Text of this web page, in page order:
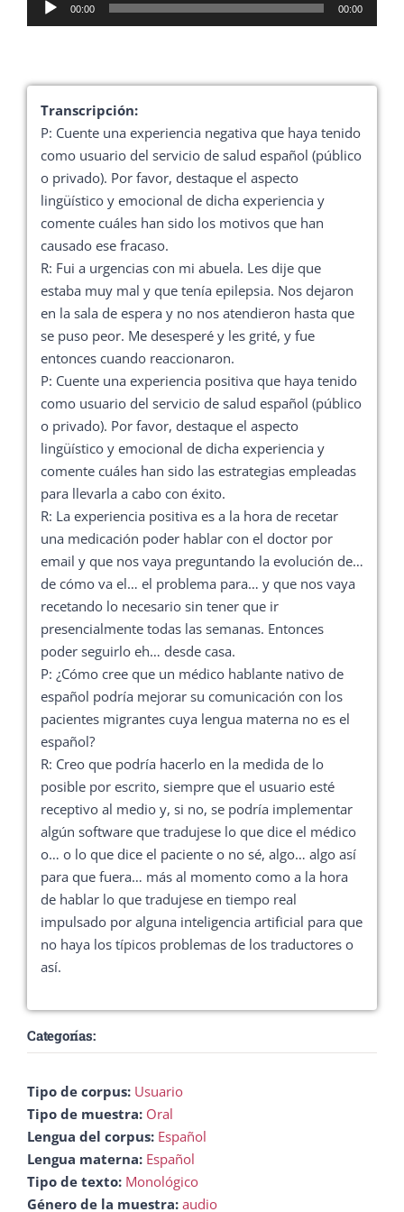
de
00:00 00:00
Transcripción:
P: Cuente una experiencia negativa que haya tenido
como usuario del servicio de salud español (público
o privado). Por favor, destaque el aspecto
lingüístico y emocional de dicha experiencia y
comente cuáles han sido los motivos que han
causado ese fracaso.
R: Fui a urgencias con mi abuela. Les dije que
estaba muy mal y que tenía epilepsia. Nos dejaron
en la sala de espera y no nos atendieron hasta que
se puso peor. Me desesperé y les grité, y fue
entonces cuando reaccionaron.
P: Cuente una experiencia positiva que haya tenido
como usuario del servicio de salud español (público
o privado). Por favor, destaque el aspecto
lingüístico y emocional de dicha experiencia y
comente cuáles han sido las estrategias empleadas
para llevarla a cabo con éxito.
R: La experiencia positiva es a la hora de recetar
una medicación poder hablar con el doctor por
email y que nos vaya preguntando la evolución de…
de cómo va el… el problema para… y que nos vaya
recetando lo necesario sin tener que ir
presencialmente todas las semanas. Entonces
poder seguirlo eh… desde casa.
P: ¿Cómo cree que un médico hablante nativo de
español podría mejorar su comunicación con los
pacientes migrantes cuya lengua materna no es el
español?
R: Creo que podría hacerlo en la medida de lo
posible por escrito, siempre que el usuario esté
receptivo al medio y, si no, se podría implementar
algún software que tradujese lo que dice el médico
o… o lo que dice el paciente o no sé, algo… algo así
para que fuera… más al momento como a la hora
de hablar lo que tradujese en tiempo real
impulsado por alguna inteligencia artificial para que
no haya los típicos problemas de los traductores o
así.
Categorías:
Tipo de corpus: Usuario
Tipo de muestra: Oral
Lengua del corpus: Español
Lengua materna: Español
Tipo de texto: Monológico
Género de la muestra: audio